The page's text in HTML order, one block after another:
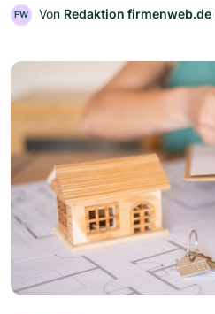
FW Von Redaktion firmenweb.de